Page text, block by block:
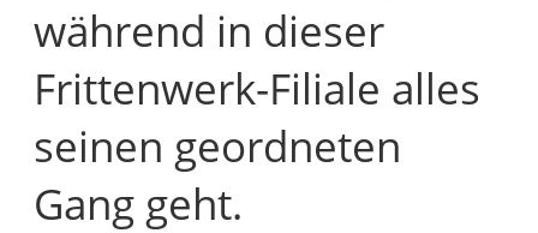
während in dieser
Frittenwerk-Filiale alles
seinen geordneten
Gang geht.